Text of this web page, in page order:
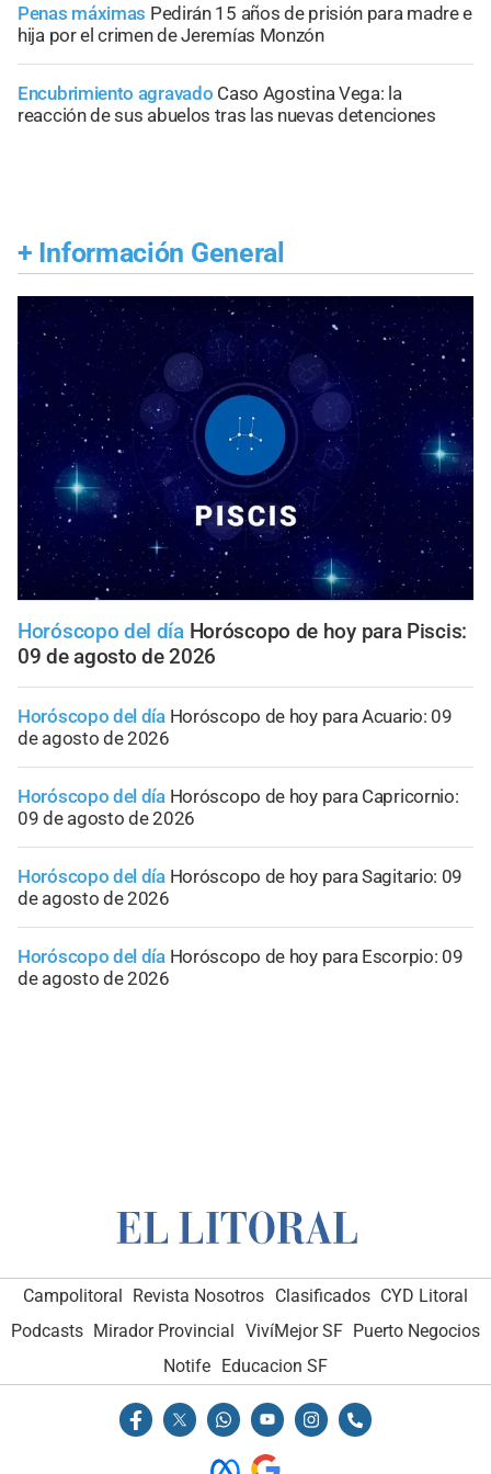
Penas máximas Pedirán 15 años de prisión para madre e
hija por el crimen de Jeremías Monzón
Encubrimiento agravado Caso Agostina Vega: la
reacción de sus abuelos tras las nuevas detenciones
+ Información General
Horóscopo del día Horóscopo de hoy para Piscis:
09 de agosto de 2026
Horóscopo del día Horóscopo de hoy para Acuario: 09
de agosto de 2026
Horóscopo del día Horóscopo de hoy para Capricornio:
09 de agosto de 2026
Horóscopo del día Horóscopo de hoy para Sagitario: 09
de agosto de 2026
Horóscopo del día Horóscopo de hoy para Escorpio: 09
de agosto de 2026
Campolitoral Revista Nosotros Clasificados CYD Litoral
Podcasts Mirador Provincial VivíMejor SF Puerto Negocios
Notife
Educacion SF